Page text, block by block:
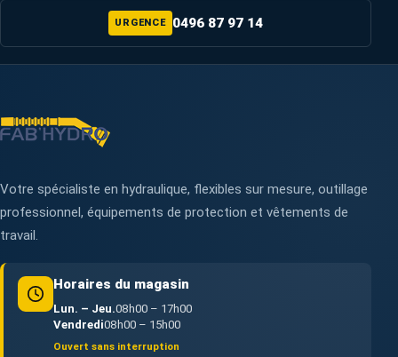
URGENCE 0496 87 97 14
Votre spécialiste en hydraulique, flexibles sur mesure, outillage
professionnel, équipements de protection et vêtements de
travail.
Horaires du magasin
Lun. – Jeu.08h00 – 17h00
Vendredi08h00 – 15h00
Ouvert sans interruption